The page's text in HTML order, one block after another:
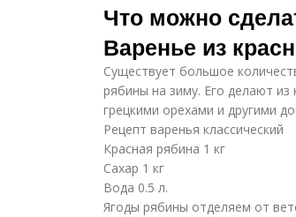
Что можно
Варенье из
Существует большое
рябины на зиму. Его делают
грецкими орехами и другими
Рецепт варенья классический
Красная рябина 1 кг
Сахар 1 кг
Вода 0.5 л.
Ягоды рябины отделяем от